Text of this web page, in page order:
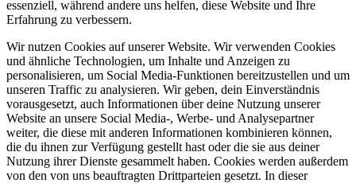
essenziell, während andere uns helfen, diese Website und Ihre
Erfahrung zu verbessern.
Wir nutzen Cookies auf unserer Website. Wir verwenden Cookies
und ähnliche Technologien, um Inhalte und Anzeigen zu
personalisieren, um Social Media-Funktionen bereitzustellen und um
unseren Traffic zu analysieren. Wir geben, dein Einverständnis
vorausgesetzt, auch Informationen über deine Nutzung unserer
Website an unsere Social Media-, Werbe- und Analysepartner
weiter, die diese mit anderen Informationen kombinieren können,
die du ihnen zur Verfügung gestellt hast oder die sie aus deiner
Nutzung ihrer Dienste gesammelt haben. Cookies werden außerdem
von den von uns beauftragten Drittparteien gesetzt. In dieser